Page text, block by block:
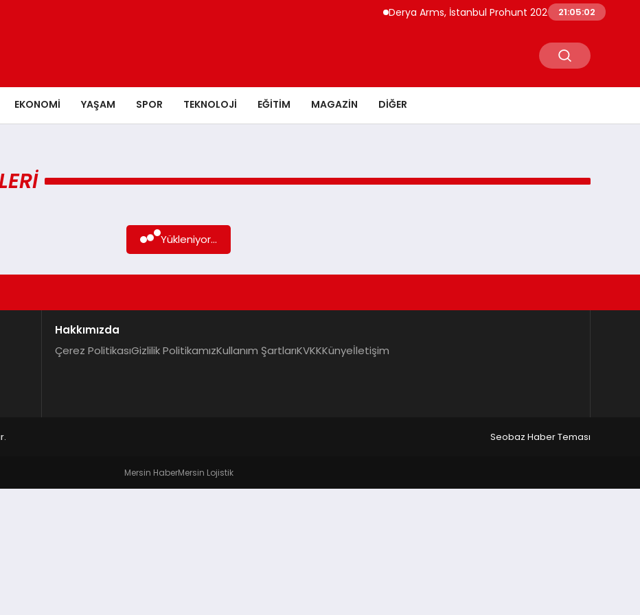
Derya Arms, İstanbul Prohunt 2026’da yeni nesil
21:05:02
EKONOMI YAŞAM SPOR TEKNOLOJI EĞITIM MAGAZIN DIĞER
Yükleniyor...
Hakkımızda
Çerez PolitikasıGizlilik PolitikamızKullanım ŞartlarıKVKKKünyeİletişim
Seobaz Haber Teması
Mersin HaberMersin Lojistik